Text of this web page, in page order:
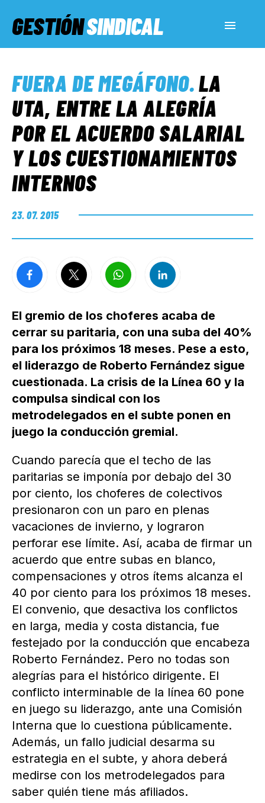
GESTIÓNSINDICAL
SERVICIOS SOCIALES
INFORMES ESPECIALES
FUERA DE MEGÁFONO
EL LADO «G»
FUERA DE MEGÁFONO.LA
UTA, ENTRE LA ALEGRÍA
POR EL ACUERDO SALARIAL
Y LOS CUESTIONAMIENTOS
INTERNOS
23. 07. 2015
El gremio de los choferes acaba de
cerrar su paritaria, con una suba del 40%
para los próximos 18 meses. Pese a esto,
el liderazgo de Roberto Fernández sigue
cuestionada. La crisis de la Línea 60 y la
compulsa sindical con los
metrodelegados en el subte ponen en
juego la conducción gremial.
Cuando parecía que el techo de las
paritarias se imponía por debajo del 30
por ciento, los choferes de colectivos
presionaron con un paro en plenas
vacaciones de invierno, y lograron
perforar ese límite. Así, acaba de firmar un
acuerdo que entre subas en blanco,
compensaciones y otros ítems alcanza el
40 por ciento para los próximos 18 meses.
El convenio, que desactiva los conflictos
en larga, media y costa distancia, fue
festejado por la conducción que encabeza
Roberto Fernández. Pero no todas son
alegrías para el histórico dirigente. El
conflicto interminable de la línea 60 pone
en juego su liderazgo, ante una Comisión
Interna que lo cuestiona públicamente.
Además, un fallo judicial desarma su
estrategia en el subte, y ahora deberá
medirse con los metrodelegados para
saber quién tiene más afiliados.